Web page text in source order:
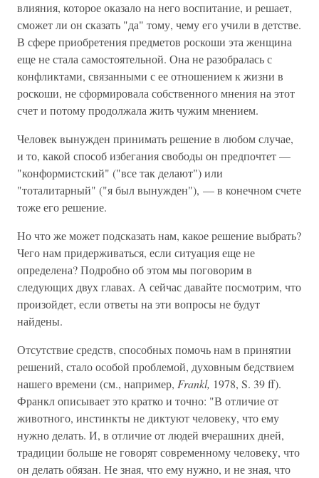
влияния, которое оказало на него воспитание, и решает,
сможет ли он сказать "да" тому, чему его учили в детстве.
В сфере приобретения предметов роскоши эта женщина
еще не стала самостоятельной. Она не разобралась с
конфликтами, связанными с ее отношением к жизни в
роскоши, не сформировала собственного мнения на этот
счет и потому продолжала жить чужим мнением.
Человек вынужден принимать решение в любом случае,
и то, какой способ избегания свободы он предпочтет —
"конформистский" ("все так делают") или
"тоталитарный" ("я был вынужден"), — в конечном счете
тоже его решение.
Но что же может подсказать нам, какое решение выбрать?
Чего нам придерживаться, если ситуация еще не
определена? Подробно об этом мы поговорим в
следующих двух главах. А сейчас давайте посмотрим, что
произойдет, если ответы на эти вопросы не будут
найдены.
Отсутствие средств, способных помочь нам в принятии
решений, стало особой проблемой, духовным бедствием
нашего времени (см., например, Frankl, 1978, S. 39 ff).
Франкл описывает это кратко и точно: "В отличие от
животного, инстинкты не диктуют человеку, что ему
нужно делать. И, в отличие от людей вчерашних дней,
традиции больше не говорят современному человеку, что
он делать обязан. Не зная, что ему нужно, и не зная, что